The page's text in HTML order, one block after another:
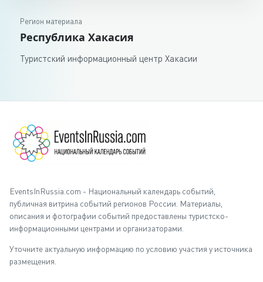
Регион материала
Республика Хакасия
Туристский информационный центр Хакасии
EventsInRussia.com - Национальный календарь событий,
публичная витрина событий регионов России. Материалы,
описания и фотографии событий предоставлены туристско-
информационными центрами и организаторами.
Уточните актуальную информацию по условию участия у источника
размещения.